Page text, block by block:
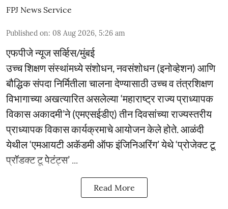
FPJ News Service
Published on: 08 Aug 2026, 5:26 am
एफपीजे न्यूज सर्व्हिस/मुंबई
उच्च शिक्षण संस्थांमध्ये संशोधन, नवसंशोधन (इनोव्हेशन) आणि
बौद्धिक संपदा निर्मितीला चालना देण्यासाठी उच्च व तंत्रशिक्षण
विभागाच्या अखत्यारित असलेल्या ‘महाराष्ट्र राज्य प्राध्यापक
विकास अकादमी’ने (एमएसईडीए) तीन दिवसांच्या राज्यस्तरीय
प्राध्यापक विकास कार्यक्रमाचे आयोजन केले होते. आळंदी
येथील ‘एमआयटी अकॅडमी ऑफ इंजिनिअरिंग’ येथे ‘प्रोजेक्ट टू
प्रॉडक्ट टू पेटंट्स’ ...
Read More